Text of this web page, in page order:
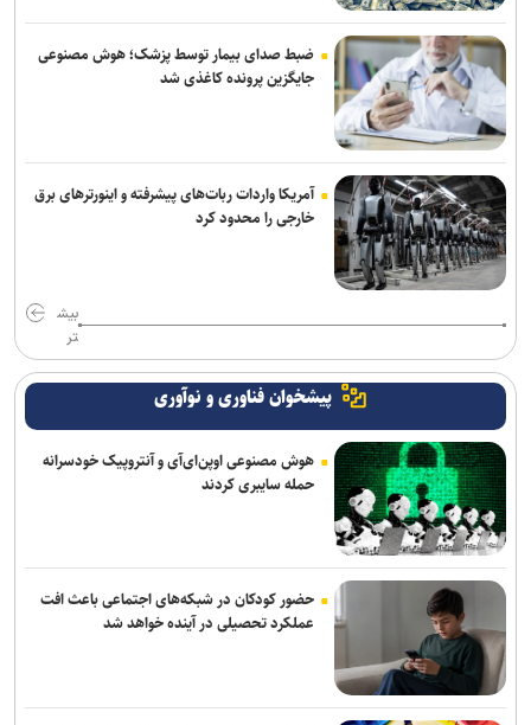
ضبط صدای بیمار توسط پزشک؛ هوش مصنوعی
جایگزین پرونده کاغذی شد
آمریکا واردات ربات‌های پیشرفته و اینورترهای برق
خارجی را محدود کرد
بیش
تر
پیشخوان فناوری و نوآوری
هوش مصنوعی اوپن‌ای‌آی و آنتروپیک خودسرانه
حمله سایبری کردند
حضور کودکان در شبکه‌های اجتماعی باعث افت
عملکرد تحصیلی در آینده خواهد شد